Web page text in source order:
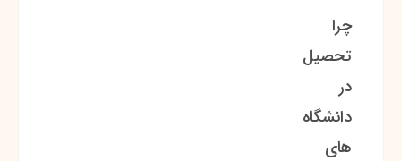
چرا
تحصیل
در
دانشگاه
های